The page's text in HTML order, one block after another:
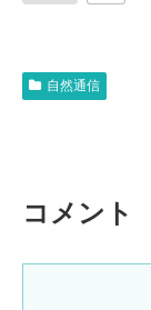
自然通信
コメント